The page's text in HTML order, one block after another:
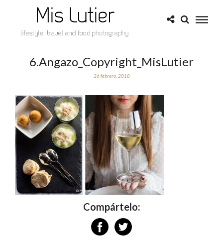
6.Angazo_Copyright_MisLutier
26 febrero, 2018
Compártelo: